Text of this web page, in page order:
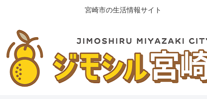
宮崎市の生活情報サイト